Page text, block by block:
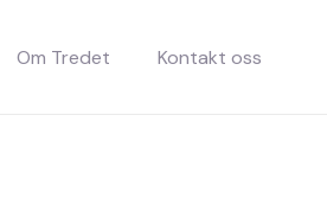
Om Tredet Kontakt oss